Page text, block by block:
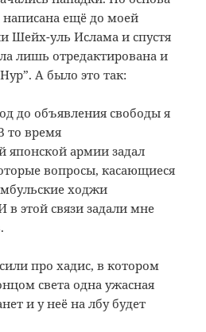
ещё до моей
Шейх-уль Ислама и спустя
лишь отредактирована и
А было это так:
до объявления свободы я
то время
армии задал
вопросы, касающиеся
ходжи
в этой связи задали мне
про хадис, в котором
света одна ужасная
и у неё на лбу будет